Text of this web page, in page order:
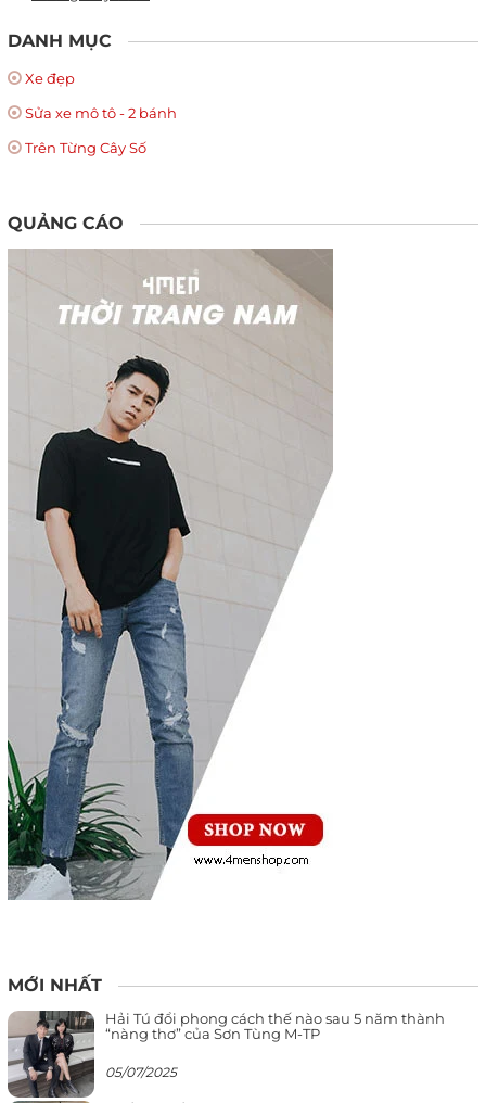
DANH MỤC
Xe đẹp
Sửa xe mô tô - 2 bánh
Trên Từng Cây Số
QUẢNG CÁO
MỚI NHẤT
Hải Tú đổi phong cách thế nào sau 5 năm thành
“nàng thơ” của Sơn Tùng M-TP
05/07/2025